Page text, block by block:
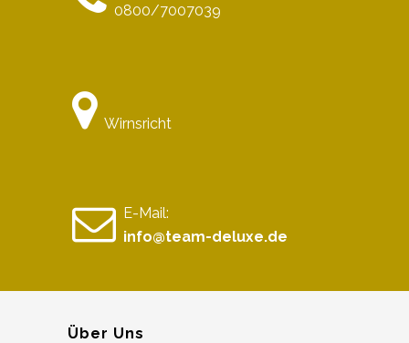
0800/7007039
Wirnsricht
E-Mail:
info@team-deluxe.de
Über Uns